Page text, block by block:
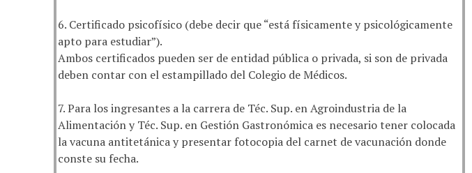
6. Certificado psicofísico (debe decir que “está físicamente y psicológicamente
apto para estudiar”).
Ambos certificados pueden ser de entidad pública o privada, si son de privada
deben contar con el estampillado del Colegio de Médicos.
7. Para los ingresantes a la carrera de Téc. Sup. en Agroindustria de la
Alimentación y Téc. Sup. en Gestión Gastronómica es necesario tener colocada
la vacuna antitetánica y presentar fotocopia del carnet de vacunación donde
conste su fecha.